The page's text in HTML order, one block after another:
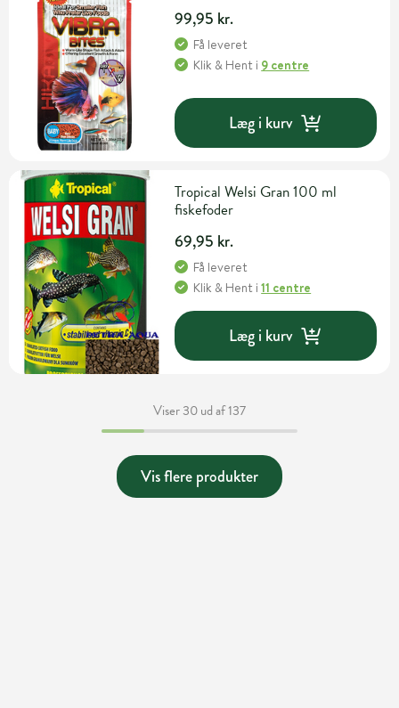
99,95 kr.
Få leveret
Klik & Hent i 9 centre
Læg i kurv
Tropical Welsi Gran 100 ml
fiskefoder
69,95 kr.
Få leveret
Klik & Hent i11 centre
Læg i kurv
Viser 30 ud af 137
Vis flere produkter